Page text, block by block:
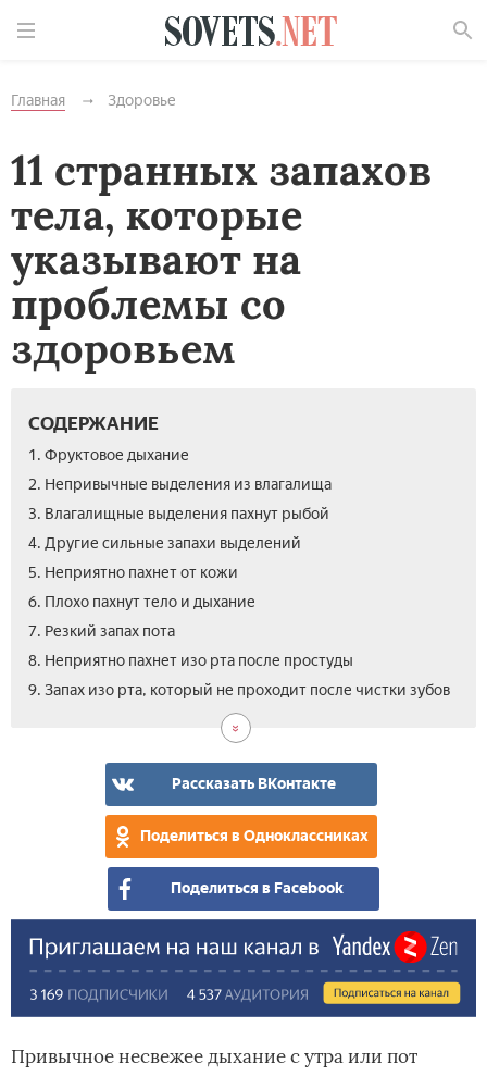
Главная Здоровье
11 странных запахов
тела, которые
указывают на
проблемы со
здоровьем
СОДЕРЖАНИЕ
1. Фруктовое дыхание
2. Непривычные выделения из влагалища
3. Влагалищные выделения пахнут рыбой
4. Другие сильные запахи выделений
5. Неприятно пахнет от кожи
6. Плохо пахнут тело и дыхание
7. Резкий запах пота
8. Неприятно пахнет изо рта после простуды
9. Запах изо рта, который не проходит после чистки зубов
Рассказать ВКонтакте
Поделиться в Одноклассниках
Поделиться в Facebook
Привычное несвежее дыхание с утра или пот